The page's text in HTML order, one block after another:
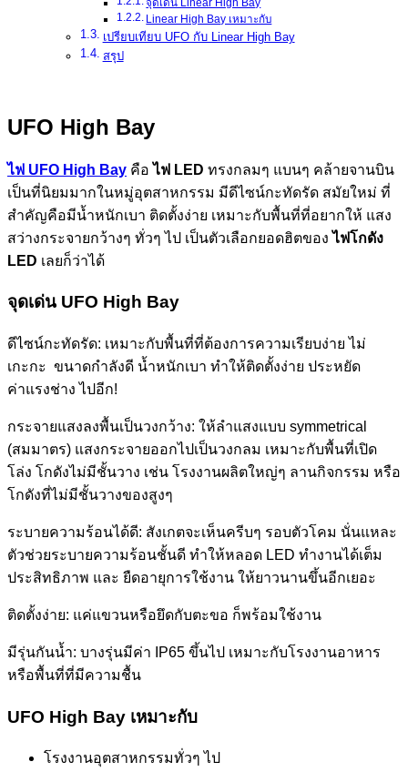
Linear High Bay เหมาะกับ
เปรียบเทียบ UFO กับ Linear High Bay
สรุป
UFO High Bay
ไฟ UFO High Bay คือไฟ LED ทรงกลมๆ แบนๆ คล้ายจานบิน
เป็นที่นิยมมากในหมู่อุตสาหกรรม มีดีไซน์กะทัดรัด สมัยใหม่ ที่
สำคัญคือมีน้ำหนักเบา ติดตั้งง่าย เหมาะกับพื้นที่ที่อยากให้ แสง
สว่างกระจายกว้างๆ ทั่วๆ ไป เป็นตัวเลือกยอดฮิตของไฟโกดัง
LED เลยก็ว่าได้
จุดเด่น UFO High Bay
ดีไซน์กะทัดรัด: เหมาะกับพื้นที่ที่ต้องการความเรียบง่าย ไม่
เกะกะ ขนาดกำลังดี น้ำหนักเบา ทำให้ติดตั้งง่าย ประหยัด
ค่าแรงช่าง ไปอีก!
กระจายแสงลงพื้นเป็นวงกว้าง: ให้ลำแสงแบบ symmetrical
(สมมาตร) แสงกระจายออกไปเป็นวงกลม เหมาะกับพื้นที่เปิด
โล่ง โกดังไม่มีชั้นวาง เช่น โรงงานผลิตใหญ่ๆ ลานกิจกรรม หรือ
โกดังที่ไม่มีชั้นวางของสูงๆ
ระบายความร้อนได้ดี: สังเกตจะเห็นครีบๆ รอบตัวโคม นั่นแหละ
ตัวช่วยระบายความร้อนชั้นดี ทำให้หลอด LED ทำงานได้เต็ม
ประสิทธิภาพ และ ยืดอายุการใช้งาน ให้ยาวนานขึ้นอีกเยอะ
ติดตั้งง่าย: แค่แขวนหรือยึดกับตะขอ ก็พร้อมใช้งาน
มีรุ่นกันน้ำ: บางรุ่นมีค่า IP65 ขึ้นไป เหมาะกับโรงงานอาหาร
หรือพื้นที่ที่มีความชื้น
UFO High Bay เหมาะกับ
โรงงานอุตสาหกรรมทั่วๆ ไป